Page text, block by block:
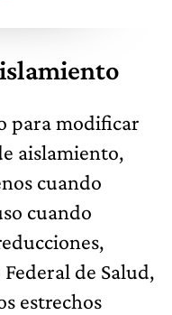
para modificar
aislamiento,
cuando
cuando
de Salud,
estrechos